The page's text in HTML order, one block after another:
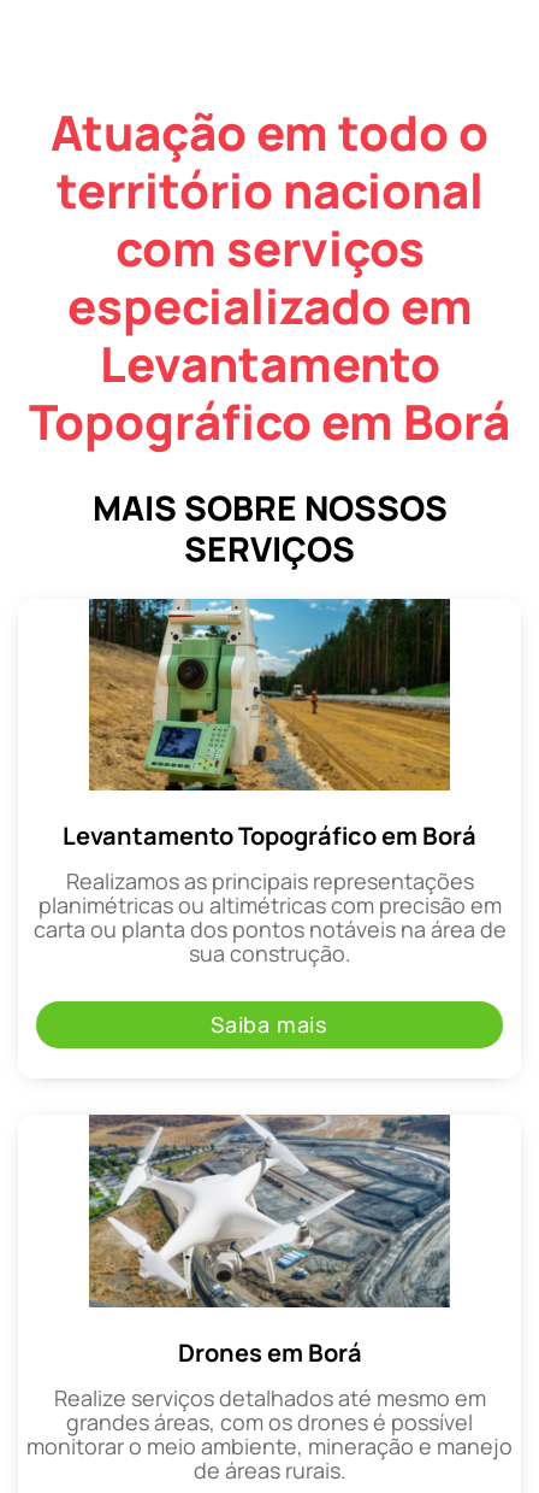
Atuação em todo o
território nacional
com serviços
especializado em
Levantamento
Topográfico em Borá
MAIS SOBRE NOSSOS
SERVIÇOS
Levantamento Topográfico em Borá
Realizamos as principais representações
planimétricas ou altimétricas com precisão em
carta ou planta dos pontos notáveis na área de
sua construção.
Saiba mais
Drones em Borá
Realize serviços detalhados até mesmo em
grandes áreas, com os drones é possível
monitorar o meio ambiente, mineração e manejo
de áreas rurais.